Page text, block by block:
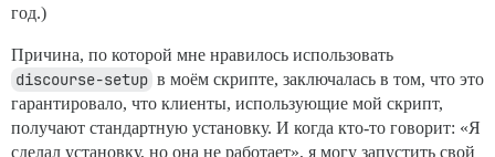
год.)
Причина, по которой мне нравилось использовать
discourse-setup в моём скрипте, заключалась в том, что это
гарантировало, что клиенты, использующие мой скрипт,
получают стандартную установку. И когда кто-то говорит: «Я
сделал установку, но она не работает», я могу запустить свой